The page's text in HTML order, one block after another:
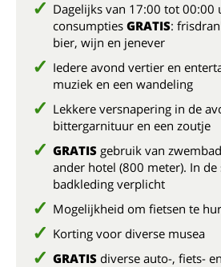
Dagelijks van 17:00 tot 00:00
consumpties GRATIS:
bier, wijn en jenever
Iedere avond vertier en
muziek en een wandeling
Lekkere versnapering in de
bittergarnituur en een zoutje
GRATIS gebruik van
ander hotel (800 meter). In de
badkleding verplicht
Mogelijkheid om fietsen te
Korting voor diverse musea
GRATIS diverse auto-, fiets-